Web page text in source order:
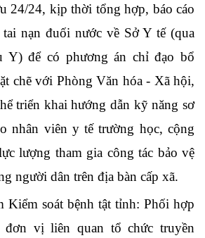
24/24, kịp thời tổng hợp, báo cáo
nạn đuối nước về Sở Y tế (qua
Y) để có phương án chỉ đạo bổ
chẽ với Phòng Văn hóa - Xã hội,
triển khai hướng dẫn kỹ năng sơ
nhân viên y tế trường học, cộng
lượng tham gia công tác bảo vệ
người dân trên địa bàn cấp xã.
soát bệnh tật tỉnh: Phối hợp
đơn vị liên quan tổ chức truyền